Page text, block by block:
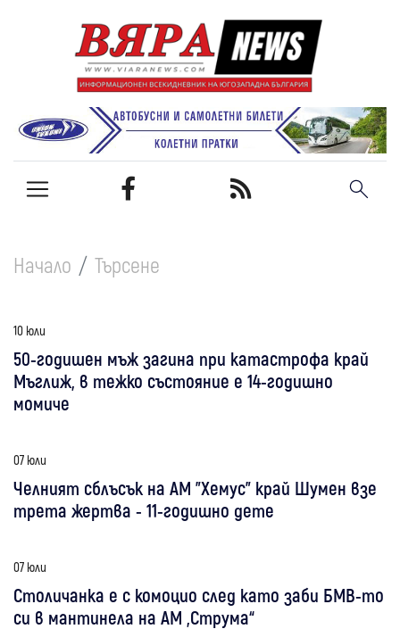
Начало Търсене
10 юли
50-годишен мъж загина при катастрофа край
Мъглиж, в тежко състояние е 14-годишно
момиче
07 юли
Челният сблъсък на АМ "Хемус" край Шумен взе
трета жертва - 11-годишно дете
07 юли
Столичанка е с комоцио след като заби БМВ-то
си в мантинела на АМ „Струма“